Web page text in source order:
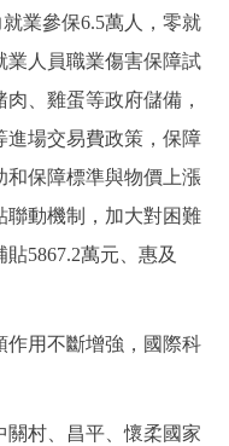
業參保6.5萬人，零就
業人員職業傷害保障試
、雞蛋等政府儲備，
進場交易費政策，保障
和保障標準與物價上漲
聯動機制，加大對困難
5867.2萬元、惠及
用不斷增強，國際科
村、昌平、懷柔國家